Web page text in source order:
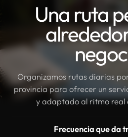
Una ruta
Organizamos rutas diarias
provincia para ofrecer un
y adaptado al ritmo real
Frecuencia que da